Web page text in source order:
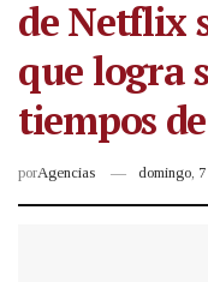
de Netflix
que logra
tiempos
porAgencias domingo,